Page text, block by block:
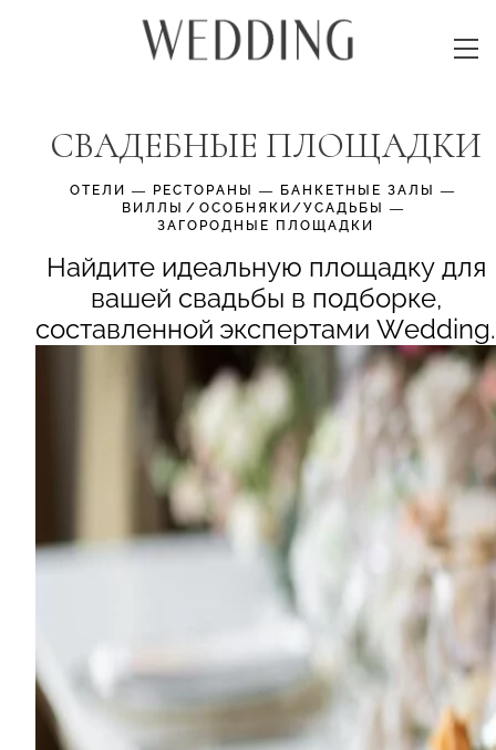
СВАДЕБНЫЕ ПЛОЩАДКИ
ОТЕЛИ — РЕСТОРАНЫ — БАНКЕТНЫЕ ЗАЛЫ
—
ВИЛЛЫ⁠/⁠ОСОБНЯКИ/УСАДЬБЫ
—
ЗАГОРОДНЫЕ ПЛОЩАДКИ
Найдите идеальную площадку для
вашей свадьбы в подборке,
составленной экспертами Wedding.